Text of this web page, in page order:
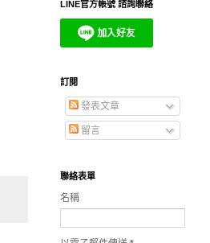
LINE官方帳號 諮詢聯絡
訂閱
發表文章
留言
聯絡表單
名稱